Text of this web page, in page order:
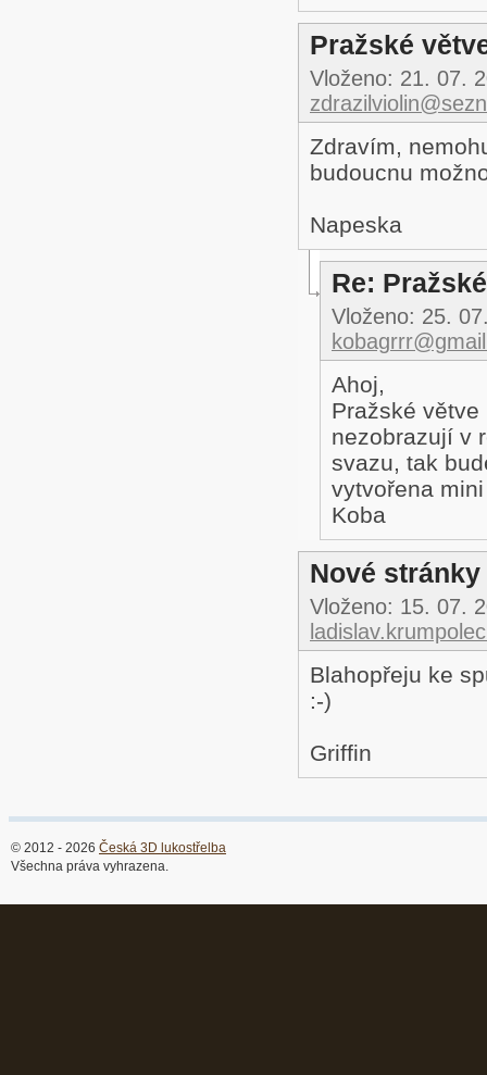
Pražské
Vloženo: 21. 07.
Zdravím,
budoucnu
Napeska
Re:
Vloženo: 25.
Ahoj,
Pražské
nezobrazují v
svazu, tak
vytvořena
Koba
Nové stránky
Vloženo: 15. 07.
Blahopřeju ke
:-)
Griffin
© 2012 - 2026 Česká 3D lukostřelba
Všechna práva vyhrazena.